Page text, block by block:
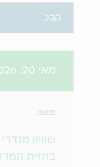
מאי 20, 2026
חדשות
שוויון
בחזית